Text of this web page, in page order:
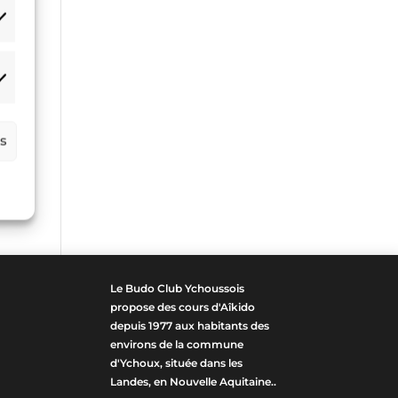
Le Budo Club Ychoussois
propose des cours d'Aîkido
depuis 1977 aux habitants des
environs de la commune
d'Ychoux, située dans les
Landes, en Nouvelle Aquitaine..